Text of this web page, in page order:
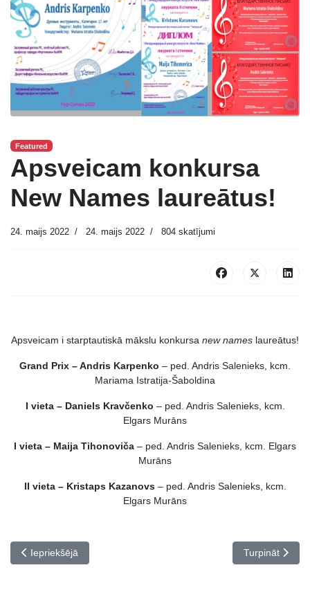
Featured
Apsveicam konkursa
New Names laureātus!
24. maijs 2022 24. maijs 2022 804 skatījumi
Apsveicam i starptautiskā mākslu konkursa new names laureātus!
Grand Prix – Andris Karpenko – ped. Andris Salenieks, kcm.
Mariama Istratija-Šaboldina
I vieta – Daniels Kravčenko – ped. Andris Salenieks, kcm.
Elgars Murāns
I vieta – Maija Tihonoviča – ped. Andris Salenieks, kcm. Elgars
Murāns
II vieta – Kristaps Kazanovs– ped. Andris Salenieks, kcm.
Elgars Murāns
Iepriekšējais raksts: SBDMV konkurss DOLCE CHITARRA
Iepriekšējā Nākamais
Turpināt